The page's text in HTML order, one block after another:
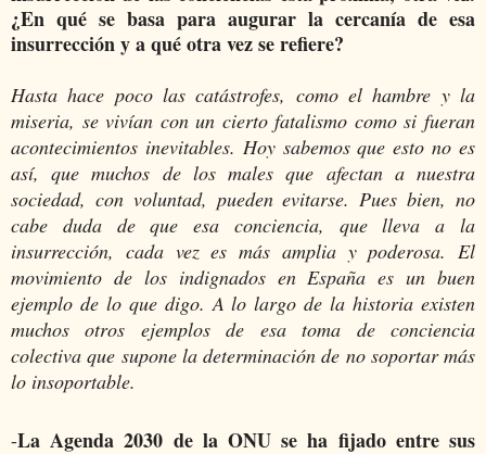
¿En qué se basa para augurar la cercanía de esa
insurrección y a qué otra vez se refiere?
Hasta hace poco las catástrofes, como el hambre y la
miseria, se vivían con un cierto fatalismo como si fueran
acontecimientos inevitables. Hoy sabemos que esto no es
así, que muchos de los males que afectan a nuestra
sociedad, con voluntad, pueden evitarse. Pues bien, no
cabe duda de que esa conciencia, que lleva a la
insurrección, cada vez es más amplia y poderosa. El
movimiento de los indignados en España es un buen
ejemplo de lo que digo. A lo largo de la historia existen
muchos otros ejemplos de esa toma de conciencia
colectiva que supone la determinación de no soportar más
lo insoportable.
-La Agenda 2030 de la ONU se ha fijado entre sus